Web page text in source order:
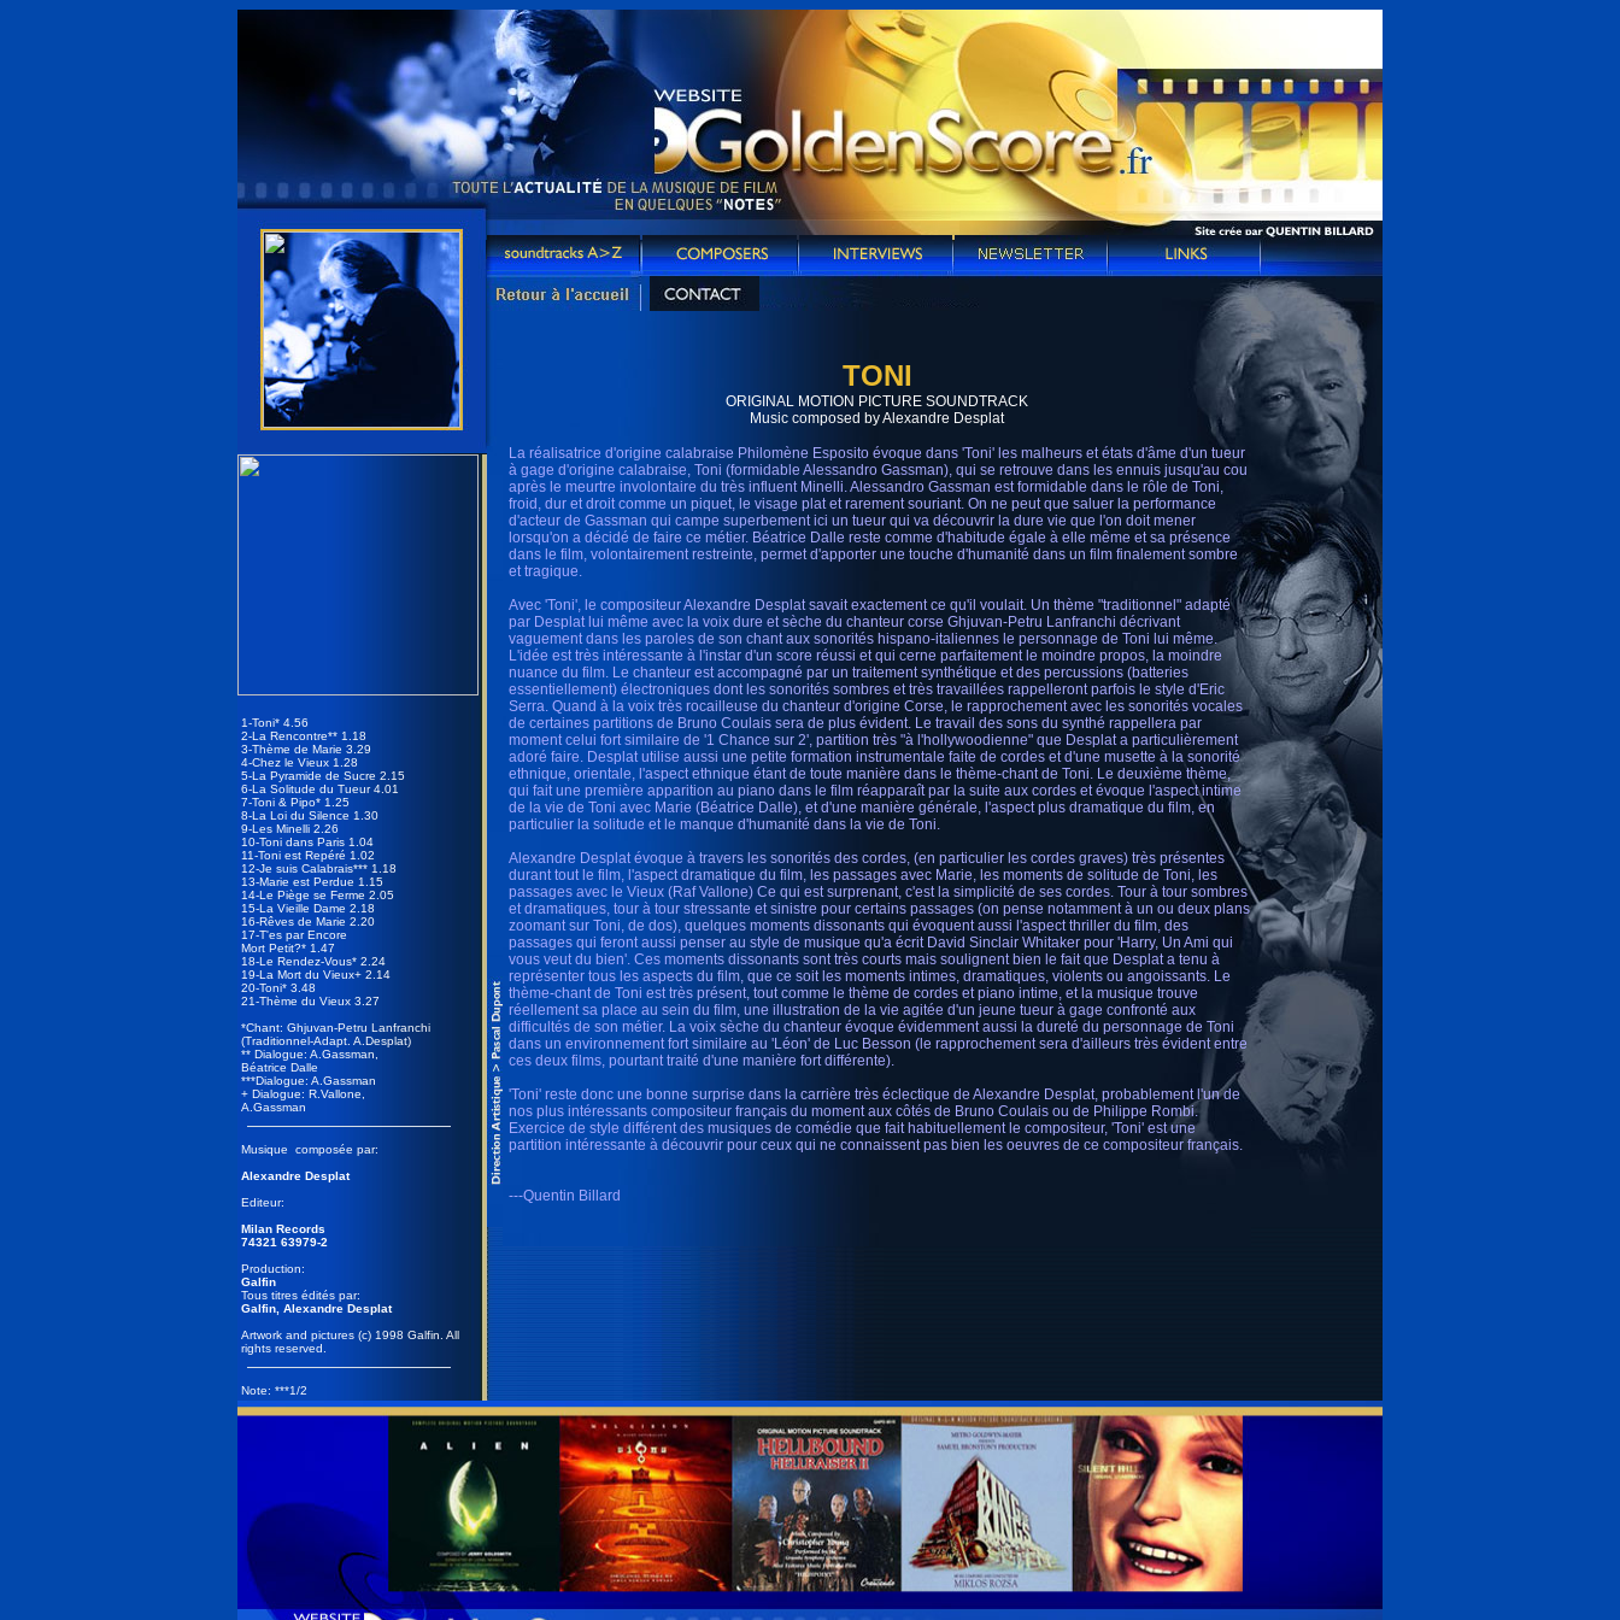
1-Toni* 4.56
2-La Rencontre** 1.18
3-Thème de Marie 3.29
4-Chez le Vieux 1.28
5-La Pyramide de Sucre 2.15
6-La Solitude du Tueur 4.01
7-Toni & Pipo* 1.25
8-La Loi du Silence 1.30
9-Les Minelli 2.26
10-Toni dans Paris 1.04
11-Toni est Repéré 1.02
12-Je suis Calabrais*** 1.18
13-Marie est Perdue 1.15
14-Le Piège se Ferme 2.05
15-La Vieille Dame 2.18
16-Rêves de Marie 2.20
17-T'es par Encore
Mort Petit?* 1.47
18-Le Rendez-Vous* 2.24
19-La Mort du Vieux+ 2.14
20-Toni* 3.48
21-Thème du Vieux 3.27
*Chant: Ghjuvan-Petru Lanfranchi
(Traditionnel-Adapt. A.Desplat)
** Dialogue: A.Gassman,
Béatrice Dalle
***Dialogue: A.Gassman
+ Dialogue: R.Vallone,
A.Gassman
Musique composée par:
Alexandre Desplat
Editeur:
Milan Records
74321 63979-2
Production:
Galfin
Tous titres édités par:
Galfin, Alexandre Desplat
Artwork and pictures (c) 1998 Galfin. All
rights reserved.
Note: ***1/2
TONI
ORIGINAL MOTION PICTURE SOUNDTRACK
Music composed by Alexandre Desplat
La réalisatrice d'origine calabraise Philomène Esposito évoque dans 'Toni' les malheurs et états d'âme d'un tueur
à gage d'origine calabraise, Toni (formidable Alessandro Gassman), qui se retrouve dans les ennuis jusqu'au cou
après le meurtre involontaire du très influent Minelli. Alessandro Gassman est formidable dans le rôle de Toni,
froid, dur et droit comme un piquet, le visage plat et rarement souriant. On ne peut que saluer la performance
d'acteur de Gassman qui campe superbement ici un tueur qui va découvrir la dure vie que l'on doit mener
lorsqu'on a décidé de faire ce métier. Béatrice Dalle reste comme d'habitude égale à elle même et sa présence
dans le film, volontairement restreinte, permet d'apporter une touche d'humanité dans un film finalement sombre
et tragique.
Avec 'Toni', le compositeur Alexandre Desplat savait exactement ce qu'il voulait. Un thème "traditionnel" adapté
par Desplat lui même avec la voix dure et sèche du chanteur corse Ghjuvan-Petru Lanfranchi décrivant
vaguement dans les paroles de son chant aux sonorités hispano-italiennes le personnage de Toni lui même.
L'idée est très intéressante à l'instar d'un score réussi et qui cerne parfaitement le moindre propos, la moindre
nuance du film. Le chanteur est accompagné par un traitement synthétique et des percussions (batteries
essentiellement) électroniques dont les sonorités sombres et très travaillées rappelleront parfois le style d'Eric
Serra. Quand à la voix très rocailleuse du chanteur d'origine Corse, le rapprochement avec les sonorités vocales
de certaines partitions de Bruno Coulais sera de plus évident. Le travail des sons du synthé rappellera par
moment celui fort similaire de '1 Chance sur 2', partition très "à l'hollywoodienne" que Desplat a particulièrement
adoré faire. Desplat utilise aussi une petite formation instrumentale faite de cordes et d'une musette à la sonorité
ethnique, orientale, l'aspect ethnique étant de toute manière dans le thème-chant de Toni. Le deuxième thème,
qui fait une première apparition au piano dans le film réapparaît par la suite aux cordes et évoque l'aspect intime
de la vie de Toni avec Marie (Béatrice Dalle), et d'une manière générale, l'aspect plus dramatique du film, en
particulier la solitude et le manque d'humanité dans la vie de Toni.
Alexandre Desplat évoque à travers les sonorités des cordes, (en particulier les cordes graves) très présentes
durant tout le film, l'aspect dramatique du film, les passages avec Marie, les moments de solitude de Toni, les
passages avec le Vieux (Raf Vallone) Ce qui est surprenant, c'est la simplicité de ses cordes. Tour à tour sombres
et dramatiques, tour à tour stressante et sinistre pour certains passages (on pense notamment à un ou deux plans
zoomant sur Toni, de dos), quelques moments dissonants qui évoquent aussi l'aspect thriller du film, des
passages qui feront aussi penser au style de musique qu'a écrit David Sinclair Whitaker pour 'Harry, Un Ami qui
vous veut du bien'. Ces moments dissonants sont très courts mais soulignent bien le fait que Desplat a tenu à
représenter tous les aspects du film, que ce soit les moments intimes, dramatiques, violents ou angoissants. Le
thème-chant de Toni est très présent, tout comme le thème de cordes et piano intime, et la musique trouve
réellement sa place au sein du film, une illustration de la vie agitée d'un jeune tueur à gage confronté aux
difficultés de son métier. La voix sèche du chanteur évoque évidemment aussi la dureté du personnage de Toni
dans un environnement fort similaire au 'Léon' de Luc Besson (le rapprochement sera d'ailleurs très évident entre
ces deux films, pourtant traité d'une manière fort différente).
'Toni' reste donc une bonne surprise dans la carrière très éclectique de Alexandre Desplat, probablement l'un de
nos plus intéressants compositeur français du moment aux côtés de Bruno Coulais ou de Philippe Rombi.
Exercice de style différent des musiques de comédie que fait habituellement le compositeur, 'Toni' est une
partition intéressante à découvrir pour ceux qui ne connaissent pas bien les oeuvres de ce compositeur français.
---Quentin Billard